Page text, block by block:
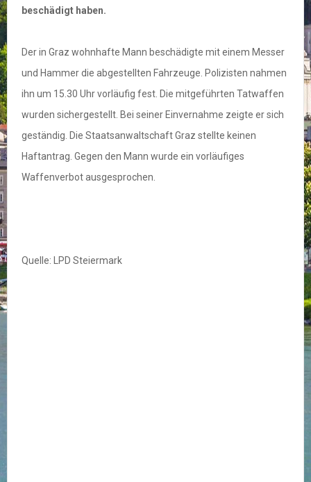
beschädigt haben.
Der in Graz wohnhafte Mann beschädigte mit einem Messer
und Hammer die abgestellten Fahrzeuge. Polizisten nahmen
ihn um 15.30 Uhr vorläufig fest. Die mitgeführten Tatwaffen
wurden sichergestellt. Bei seiner Einvernahme zeigte er sich
geständig. Die Staatsanwaltschaft Graz stellte keinen
Haftantrag. Gegen den Mann wurde ein vorläufiges
Waffenverbot ausgesprochen.
Quelle: LPD Steiermark